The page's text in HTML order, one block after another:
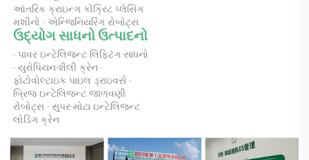
આંતરિક ક્રાઇન્ગ કોંક્રિટ પ્લેસિંગ
મશીનો · એન્જિનિયરિંગ રોબોટ્સ
ઉદ્યોગ સાધનો ઉત્પાદનો
· પાવર ઇન્ટેલિજન્ટ લિફ્ટિંગ સાધનો
· યુરોપિયન-શૈલી ક્રેન ·
ફોટોવોલ્ટાઇક પાઇલ ડ્રાઇવર્સ ·
બ્રિજ ઇન્ટેલિજન્ટ જાળવણી
રોબોટ્સ · સુપર-મોટા ઇન્ટેલિજન્ટ
લોડિંગ ક્રેન